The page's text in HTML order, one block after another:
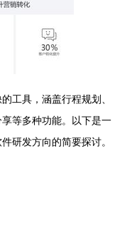
工具，涵盖行程规划、
等多种功能。以下是一
研发方向的简要探讨。